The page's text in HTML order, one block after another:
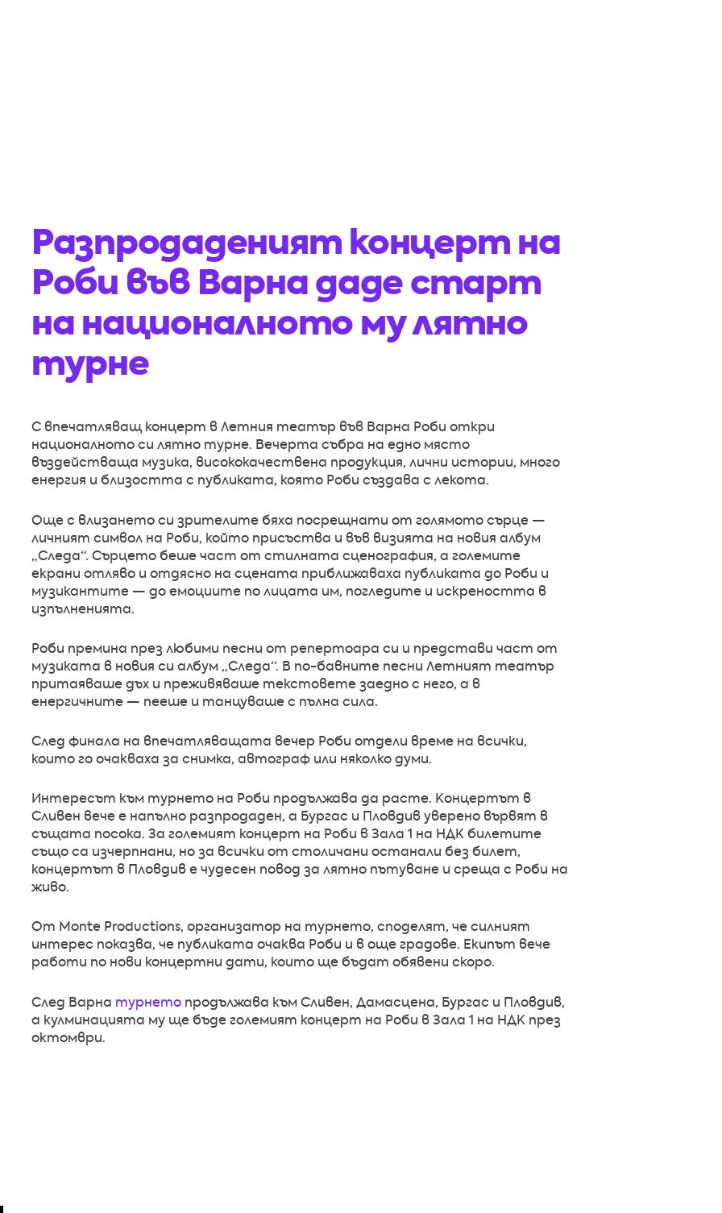
Разпродаденият концерт на
Роби във Варна даде старт
на националното му лятно
турне
С впечатляващ концерт в Летния театър във Варна Роби откри
националното си лятно турне. Вечерта събра на едно място
въздействаща музика, висококачествена продукция, лични истории, много
енергия и близостта с публиката, която Роби създава с лекота.
Още с влизането си зрителите бяха посрещнати от голямото сърце —
личният символ на Роби, който присъства и във визията на новия албум
„Следа“. Сърцето беше част от стилната сценография, а големите
екрани отляво и отдясно на сцената приближаваха публиката до Роби и
музикантите — до емоциите по лицата им, погледите и искреността в
изпълненията.
Роби премина през любими песни от репертоара си и представи част от
музиката в новия си албум „Следа“. В по-бавните песни Летният театър
притаяваше дъх и преживяваше текстовете заедно с него, а в
енергичните — пееше и танцуваше с пълна сила.
След финала на впечатляващата вечер Роби отдели време на всички,
които го очакваха за снимка, автограф или няколко думи.
Интересът към турнето на Роби продължава да расте. Концертът в
Сливен вече е напълно разпродаден, а Бургас и Пловдив уверено вървят в
същата посока. За големият концерт на Роби в Зала 1 на НДК билетите
също са изчерпнани, но за всички от столичани останали без билет,
концертът в Пловдив е чудесен повод за лятно пътуване и среща с Роби на
живо.
От Monte Productions, организатор на турнето, споделят, че силният
интерес показва, че публиката очаква Роби и в още градове. Екипът вече
работи по нови концертни дати, които ще бъдат обявени скоро.
След Варна турнето продължава към Сливен, Дамасцена, Бургас и Пловдив,
а кулминацията му ще бъде големият концерт на Роби в Зала 1 на НДК през
октомври.